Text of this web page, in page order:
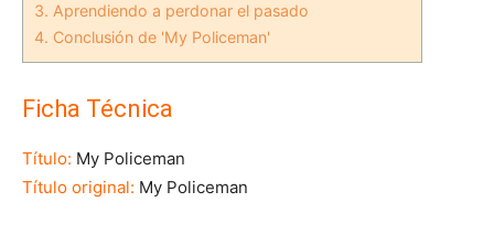
3. Aprendiendo a perdonar el pasado
4. Conclusión de 'My Policeman'
Ficha Técnica
Título: My Policeman
Título original: My Policeman